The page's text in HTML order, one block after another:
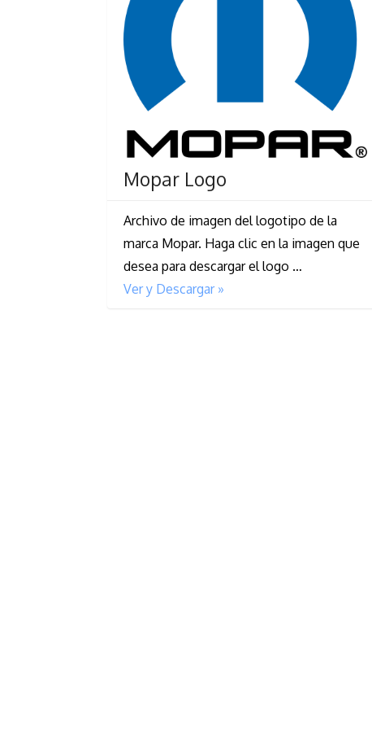
Mopar Logo
Archivo de imagen del logotipo de la
marca Mopar. Haga clic en la imagen que
desea para descargar el logo …
Ver y Descargar »